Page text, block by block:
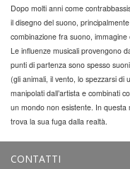
Dopo molti anni come
il disegno del suono,
combinazione fra suono,
Le influenze musicali provengono
punti di partenza sono spesso
(gli animali, il vento, lo spezzarsi di
manipolati dall’artista e combinati
un mondo non esistente. In questa
trova la sua fuga dalla realtà.
CONTATTI